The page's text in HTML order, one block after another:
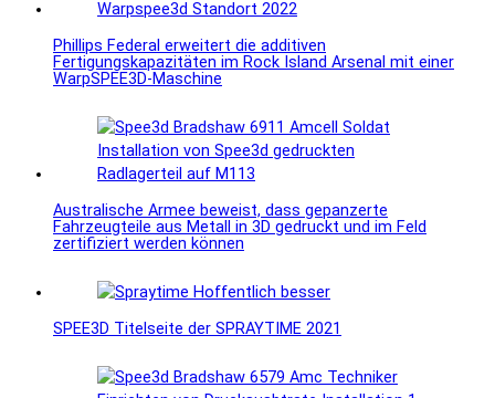
Phillips Federal erweitert die additiven
Fertigungskapazitäten im Rock Island Arsenal mit einer
WarpSPEE3D-Maschine
Australische Armee beweist, dass gepanzerte
Fahrzeugteile aus Metall in 3D gedruckt und im Feld
zertifiziert werden können
SPEE3D Titelseite der SPRAYTIME 2021